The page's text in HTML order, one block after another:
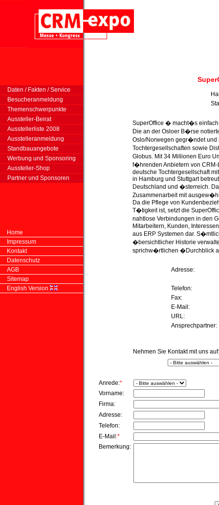
Daten / Fakten / Service
Besucheranmeldung
Themenschwerpunkte
Aussteller-Beirat
Ausstellerliste 2008
Ausstelleranmeldung
Standbauangebote
Werbung und Sponsoring
Aussteller-Shop
Partner und Sponsoren
Home
Impressum
Kontakt
Datenschutz
AGB
Sitemap
English Version
SuperOffice � macht�s
Die an der Osloer B�rse
Oslo/Norwegen gegr�ndet und
Tochtergesellschaften sowie
Globus. Mit 34 Millionen Euro
f�hrenden Anbietern von
deutsche Tochtergesellschaft
in Hamburg und Stuttgart
Deutschland und �sterreich.
Zusammenarbeit mit
Da die Pflege von
T�tigkeit ist, setzt die
nahtlose Verbindungen in den
Mitarbeitern, Kunden,
aus ERP Systemen dar.
�bersichtlicher Historie
sprichw�rtlichen �Durchblick
Adresse:
Telefon:
Fax:
E-Mail:
URL:
Ansprechpartner:
Nehmen Sie Kontakt mit uns auf:
Anrede:*
Vorname:
Firma:
Adresse:
Telefon:
E-Mail :*
Bemerkung: